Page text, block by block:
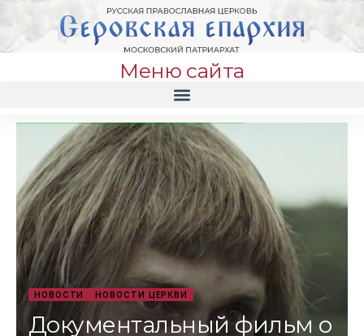
Меню сайта
НОВОСТИ НОВОСТИ ЦЕРКВИ
Документальный фильм о